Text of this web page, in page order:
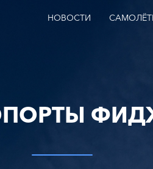
НОВОСТИ